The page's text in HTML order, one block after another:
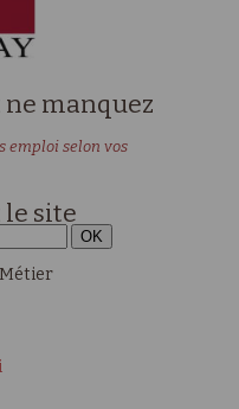
manquez
emploi selon vos
le site
Métier